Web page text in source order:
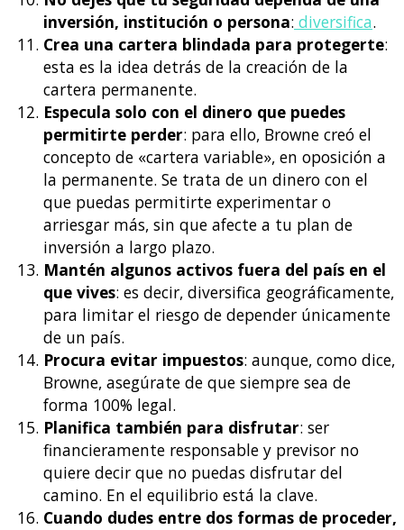
inversión, institución o persona: diversifica.
Crea una cartera blindada para protegerte:
esta es la idea detrás de la creación de la
cartera permanente.
Especula solo con el dinero que puedes
permitirte perder: para ello, Browne creó el
concepto de «cartera variable», en oposición a
la permanente. Se trata de un dinero con el
que puedas permitirte experimentar o
arriesgar más, sin que afecte a tu plan de
inversión a largo plazo.
Mantén algunos activos fuera del país en el
que vives: es decir, diversifica geográficamente,
para limitar el riesgo de depender únicamente
de un país.
Procura evitar impuestos: aunque, como dice,
Browne, asegúrate de que siempre sea de
forma 100% legal.
Planifica también para disfrutar: ser
financieramente responsable y previsor no
quiere decir que no puedas disfrutar del
camino. En el equilibrio está la clave.
Cuando dudes entre dos formas de proceder,